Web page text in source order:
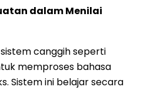
dalam Menilai
canggih seperti
memproses bahasa
Sistem ini belajar secara